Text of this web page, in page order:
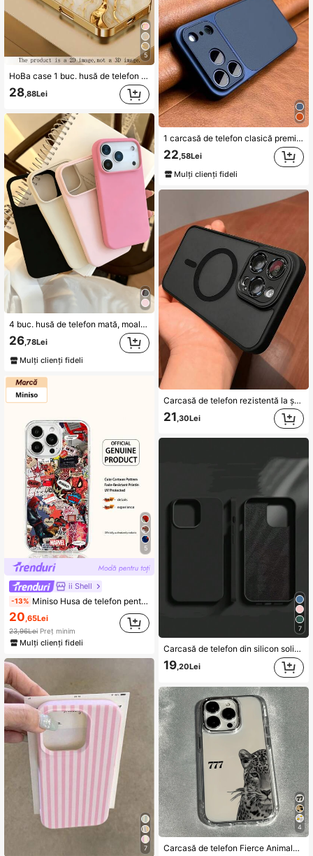
5
HoBa case 1 buc. husă de telefon din sticlă călită cu model de marmură, margini aurii și dungi aurii, compatibilă cu 17 Pro Max, 16 Pro Max, 15 Pro Max, 14 Pro Max, stil coreean fashion, husă de telefon amuzantă, compatibilă cu 11/12/13/14/15/16 Pro Max Plus, design elegant, unisex, cadou ideal pentru prietenă de Paște, primăvară sau aniversare
28,88Lei
4 buc. husă de telefon mată, moale, din TPU, minimalistă, personalizată, rezistentă la șocuri, cu acoperire completă, compatibilă cu Apple 17 16 15 14 13 12 11 Pro Max Air
26,78Lei
Mulți clienți fideli
5
ii Shell
-13% Miniso Husa de telefon pentru barbati Marvel Spider-Man & Iron Man cu desen animat, cu functie de incarcare magnetica, compatibila cu iPhone 17 Pro Max/17 Pro/Air/16 Pro Max/15 Plus/14/13/IP 17/15Pro/12 Pro/11/16 Plus/XR, husa protectoare Apple anti-soc si anti-zgarieturi
20,65Lei
23,96Lei Preț minim
Mulți clienți fideli
7
1 carcasă de telefon clasică premium din piele, albastru safir, rezistentă la șocuri, cu margini moi, compatibilă cu 16/16pro/16plus/16promax/15/15 Plus/15 Pro/15 Pro Max/14 Pro Max/14 Pro/14 Plus/14/13Pro Max/13pro/13/13mini/SE3/7/8/SE2/12 Pro Max/12 Pro/12/12 Mini/11 Pro Max/11/17/17pro/17promax
22,58Lei
Mulți clienți fideli
Carcasă de telefon rezistentă la șocuri, cu încărcare wireless, tip magnetică de lux, compatibilă cu 17/16/15/14/13/12/11 Pro Max, cu carcasă de protecție semi-transparentă, cadou de afaceri
21,30Lei
7
Carcasă de telefon din silicon solid, culoare neagră, rezistentă la șocuri, silicon lichid, culoare neagră, 1 buc., silicon lichid de lux, rezistentă la șocuri, compatibilă cu 16, 14, 13, 12, 11, 15 Pro Max, compatibilă și cu 12, 13, Mini, 14, 15, 16 Plus, carcasă de telefon protectoare din catifea, la modă, cadou de ziua de naștere, petrecere de aniversare, versiune internațională, nu versiunea națională
19,20Lei
4
Carcasă de telefon Fierce Animals, 1 buc., metalică, transparentă, minimalistă, cu protecție pentru lentile, anti-cădere, cu model Lucky Leopard 777, personalizată, compatibilă cu 16 Pro Max, 17/16/15/14 Plus/13/12/11, Air